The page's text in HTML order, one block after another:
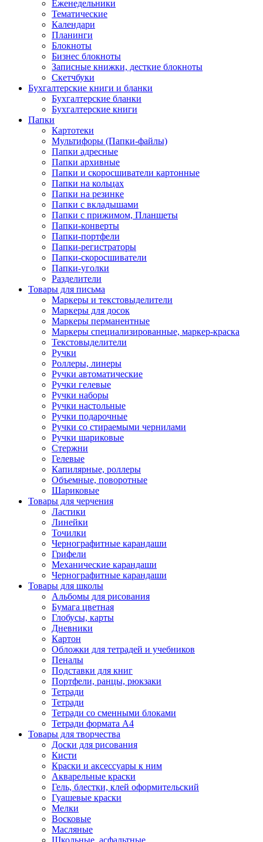
Еженедельники
Тематические
Календари
Планинги
Блокноты
Бизнес блокноты
Записные книжки, десткие блокноты
Скетчбуки
Бухгалтерские книги и бланки
Бухгалтерские бланки
Бухгалтерские книги
Папки
Картотеки
Мультифоры (Папки-файлы)
Папки адресные
Папки архивные
Папки и скоросшиватели картонные
Папки на кольцах
Папки на резинке
Папки с вкладышами
Папки с прижимом, Планшеты
Папки-конверты
Папки-портфели
Папки-регистраторы
Папки-скоросшиватели
Папки-уголки
Разделители
Товары для письма
Маркеры и текстовыделители
Маркеры для досок
Маркеры перманентные
Маркеры специализированные, маркер-краска
Текстовыделители
Ручки
Роллеры, линеры
Ручки автоматические
Ручки гелевые
Ручки наборы
Ручки настольные
Ручки подарочные
Ручки со стираемыми чернилами
Ручки шариковые
Стержни
Гелевые
Капилярные, роллеры
Объемные, поворотные
Шариковые
Товары для черчения
Ластики
Линейки
Точилки
Чернографитные карандаши
Грифели
Механические карандаши
Чернографитные карандаши
Товары для школы
Альбомы для рисования
Бумага цветная
Глобусы, карты
Дневники
Картон
Обложки для тетрадей и учебников
Пеналы
Подставки для книг
Портфели, ранцы, рюкзаки
Тетради
Тетради
Тетради со сменными блоками
Тетради формата А4
Товары для творчества
Доски для рисования
Кисти
Краски и аксессуары к ним
Акварельные краски
Гель, блестки, клей оформительский
Гуашевые краски
Мелки
Восковые
Масляные